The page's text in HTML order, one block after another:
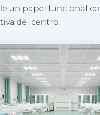
un papel funcional
del centro.